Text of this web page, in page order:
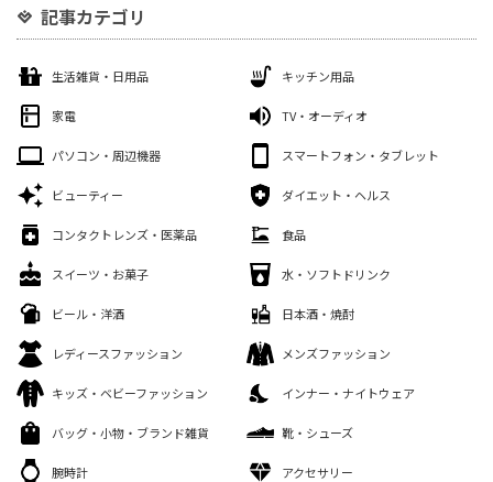
記事カテゴリ
生活雑貨・日用品 キッチン用品
家電 TV・オーディオ
パソコン・周辺機器 スマートフォン・タブレット
ビューティー ダイエット・ヘルス
コンタクトレンズ・医薬品 食品
スイーツ・お菓子 水・ソフトドリンク
ビール・洋酒 日本酒・焼酎
レディースファッション メンズファッション
キッズ・ベビーファッション インナー・ナイトウェア
バッグ・小物・ブランド雑貨 靴・シューズ
腕時計 アクセサリー